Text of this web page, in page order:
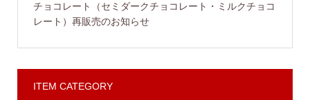
チョコレート（セミダークチョコレート・ミルクチョコ
レート）再販売のお知らせ
ITEM CATEGORY